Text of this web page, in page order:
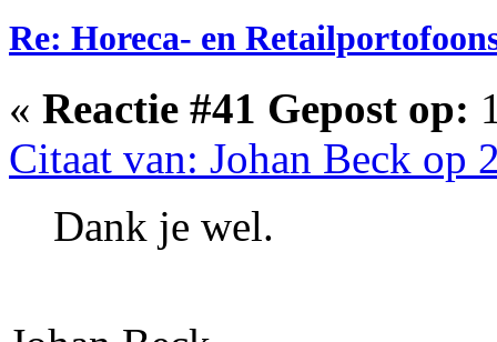
Re: Horeca- en
« Reactie #41 Gepost op:
Citaat van: Johan Beck op
Dank je wel.